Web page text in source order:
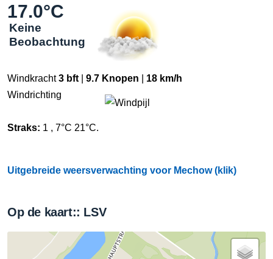
17.0°C
Keine
Beobachtung
Windkracht3 bft 9.7 Knopen
18 km/h
Windrichting
Straks: 1 , 7°C 21°C.
Uitgebreide weersverwachting voor Mechow (klik)
Op de kaart:: LSV